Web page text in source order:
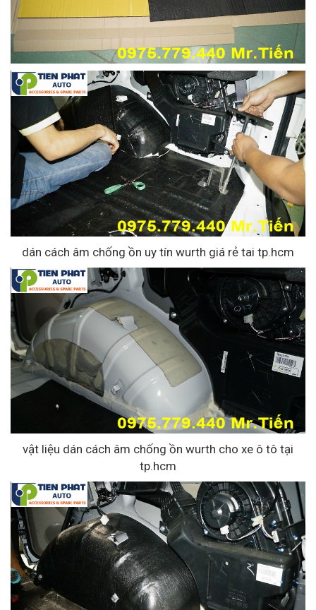
dán cách âm chống ồn uy tín wurth giá rẻ tai tp.hcm
vật liệu dán cách âm chống ồn wurth cho xe ô tô tại
tp.hcm